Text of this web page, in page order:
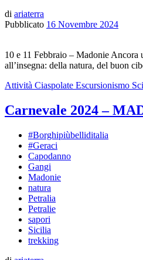
di ariaterra
Pubblicato 16 Novembre 2024
10 e 11 Febbraio – Madonie Ancora
all’insegna: della natura, del buon
Attività Ciaspolate Escursionismo
Carnevale 2024 –
#Borghipiùbelliditalia
#Geraci
Capodanno
Gangi
Madonie
natura
Petralia
Petralie
sapori
Sicilia
trekking